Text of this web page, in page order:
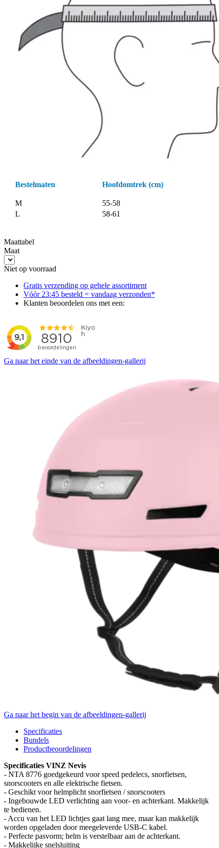
Bestelmaten Hoofdomtrek (cm)
M
55-58
L
58-61
Maattabel
Maat
Niet op voorraad
Gratis verzending op gehele assortiment
Vóór 23:45 besteld = vandaag verzonden*
Klanten beoordelen ons met een:
Ga naar het einde van de afbeeldingen-gallerij
Ga naar het begin van de afbeeldingen-gallerij
Specificaties
Bundels
Productbeoordelingen
Specificaties VINZ Nevis
- NTA 8776 goedgekeurd voor speed pedelecs, snorfietsen,
snorscooters en alle elektrische fietsen.
- Geschikt voor helmplicht snorfietsen / snorscooters
- Ingebouwde LED verlichting aan voor- en achterkant. Makkelijk
te bedienen.
- Accu van het LED lichtjes gaat lang mee, maar kan makkelijk
worden opgeladen door meegeleverde USB-C kabel.
- Perfecte pasvorm; helm is verstelbaar aan de achterkant.
- Makkelijke snelsluiting